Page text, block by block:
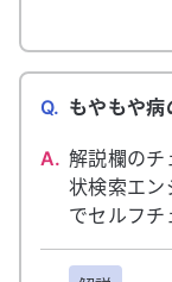
Q. もやもや病
A. 解説欄のチ
状検索エン
でセルフチ